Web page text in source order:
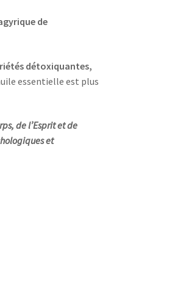
de
détoxiquantes,
essentielle est plus
de l’Esprit et de
et